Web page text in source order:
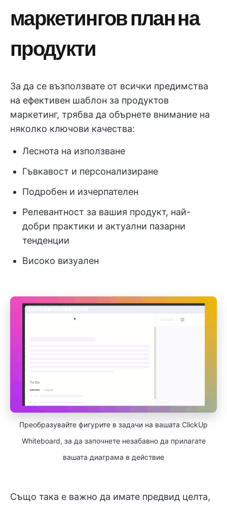
маркетингов план на
продукти
За да се възползвате от всички предимства
на ефективен шаблон за продуктов
маркетинг, трябва да обърнете внимание на
няколко ключови качества:
Леснота на използване
Гъвкавост и персонализиране
Подробен и изчерпателен
Релевантност за вашия продукт, най-
добри практики и актуални пазарни
тенденции
Високо визуален
Преобразувайте фигурите в задачи на вашата ClickUp
Whiteboard, за да започнете незабавно да прилагате
вашата диаграма в действие
Също така е важно да имате предвид целта,